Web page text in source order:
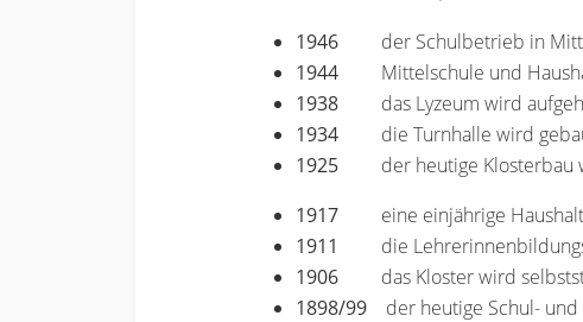
1946 der Schulbetrieb in
1944 Mittelschule und
1938 das Lyzeum wird
1934 die Turnhalle wird
1925 der heutige
1917 eine einjährige
1911 die
1906 das Kloster wird
1898/99 der heutige Schul-